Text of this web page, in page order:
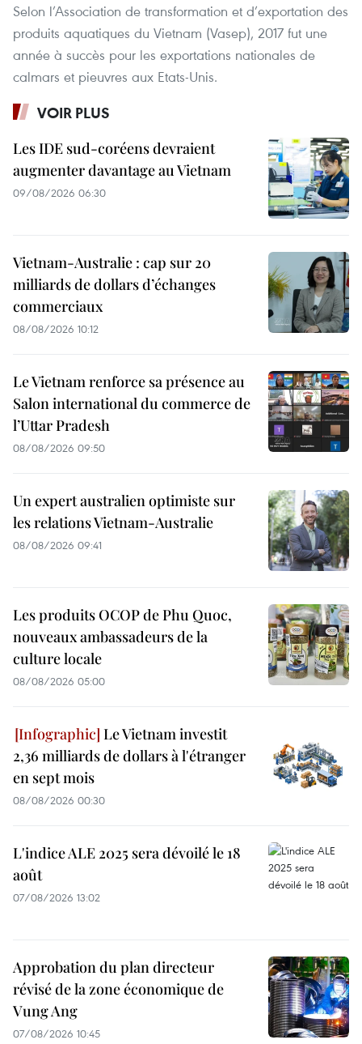
Selon l’Association de transformation et d’exportation des
produits aquatiques du Vietnam (Vasep), 2017 fut une
année à succès pour les exportations nationales de
calmars et pieuvres aux Etats-Unis.
VOIR PLUS
Les IDE sud-coréens devraient
augmenter davantage au Vietnam
09/08/2026 06:30
Vietnam-Australie : cap sur 20
milliards de dollars d’échanges
commerciaux
08/08/2026 10:12
Le Vietnam renforce sa présence au
Salon international du commerce de
l’Uttar Pradesh
08/08/2026 09:50
Un expert australien optimiste sur
les relations Vietnam-Australie
08/08/2026 09:41
Les produits OCOP de Phu Quoc,
nouveaux ambassadeurs de la
culture locale
08/08/2026 05:00
Le Vietnam investit
2,36 milliards de dollars à l'étranger
en sept mois
08/08/2026 00:30
L'indice ALE 2025 sera dévoilé le 18
août
07/08/2026 13:02
Approbation du plan directeur
révisé de la zone économique de
Vung Ang
07/08/2026 10:45